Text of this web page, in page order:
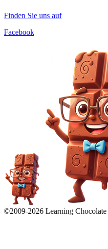
Finden Sie uns auf
Facebook
©2009-2026 Learning Chocolate